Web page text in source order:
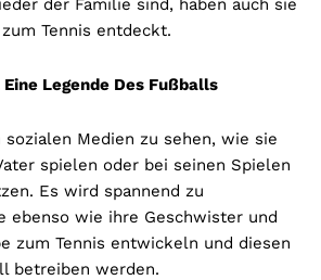
der Familie sind, haben auch sie
Tennis entdeckt.
Eine Legende Des Fußballs
Medien zu sehen, wie sie
spielen oder bei seinen Spielen
Es wird spannend zu
ebenso wie ihre Geschwister und
zum Tennis entwickeln und diesen
betreiben werden.